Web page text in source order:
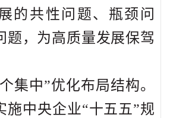
的共性问题、瓶颈问
题，为高质量发展保驾
集中”优化布局结构。
施中央企业“十五五”规